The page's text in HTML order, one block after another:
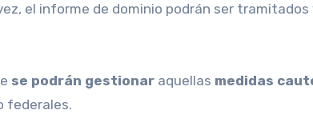
el informe de dominio podrán ser
se podrán gestionar aquellas medidas
federales.